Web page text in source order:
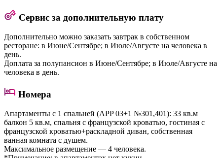
Сервис за дополнительную плату
Дополнительно можно заказать завтрак в собственном
ресторане: в Июне/Сентябре; в Июле/Августе на человека в
день.
Доплата за полупансион в Июне/Сентябре; в Июле/Августе на
человека в день.
Номера
Апартаменты с 1 спальней (APP 03+1 №301,401): 33 кв.м
балкон 5 кв.м, спальня с французской кроватью, гостиная с
французской кроватью+раскладной диван, собственная
ванная комната с душем.
Максимальное размещение — 4 человека.